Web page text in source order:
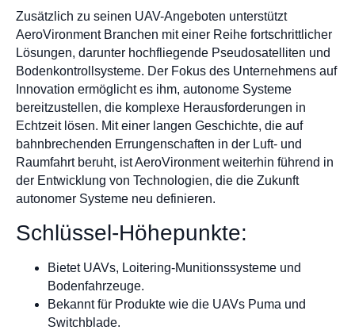
Zusätzlich zu seinen UAV-Angeboten unterstützt
AeroVironment Branchen mit einer Reihe fortschrittlicher
Lösungen, darunter hochfliegende Pseudosatelliten und
Bodenkontrollsysteme. Der Fokus des Unternehmens auf
Innovation ermöglicht es ihm, autonome Systeme
bereitzustellen, die komplexe Herausforderungen in
Echtzeit lösen. Mit einer langen Geschichte, die auf
bahnbrechenden Errungenschaften in der Luft- und
Raumfahrt beruht, ist AeroVironment weiterhin führend in
der Entwicklung von Technologien, die die Zukunft
autonomer Systeme neu definieren.
Schlüssel-Höhepunkte:
Bietet UAVs, Loitering-Munitionssysteme und
Bodenfahrzeuge.
Bekannt für Produkte wie die UAVs Puma und
Switchblade.